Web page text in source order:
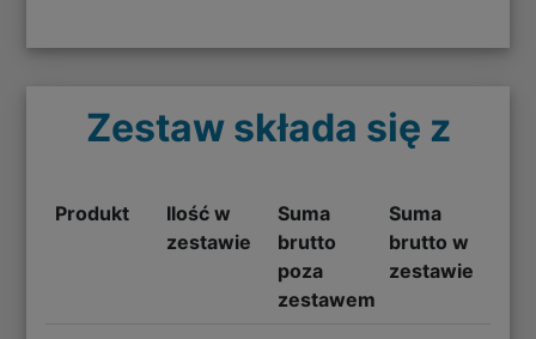
Zestaw składa się z
Produkt
Ilość w
zestawie
Suma
brutto
poza
zestawem
Suma
brutto w
zestawie